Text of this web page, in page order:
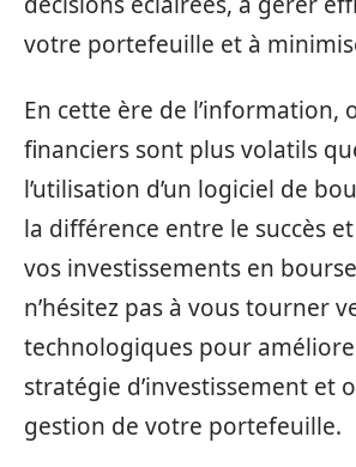
votre portefeuille et à
En cette ère de l’information,
financiers sont plus volatils
l’utilisation d’un logiciel de
la différence entre le succès et
vos investissements en
n’hésitez pas à vous tourner
technologiques pour
stratégie d’investissement et
gestion de votre portefeuille.